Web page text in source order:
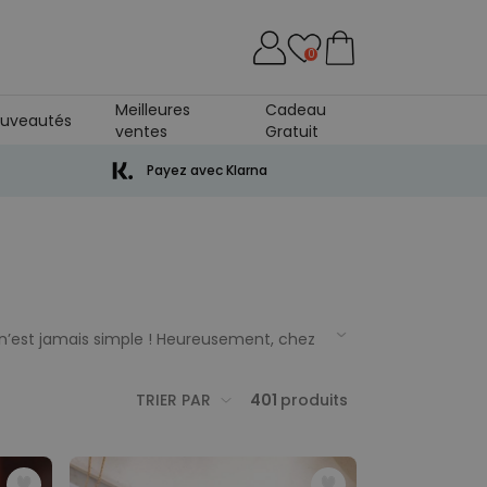
0
Meilleures
ventes
Cadeau
Gratuit
Payez avec Klarna
jamais simple ! Heureusement, chez
qui fera mouche à coup sûr.
TRIER PAR 401 produits